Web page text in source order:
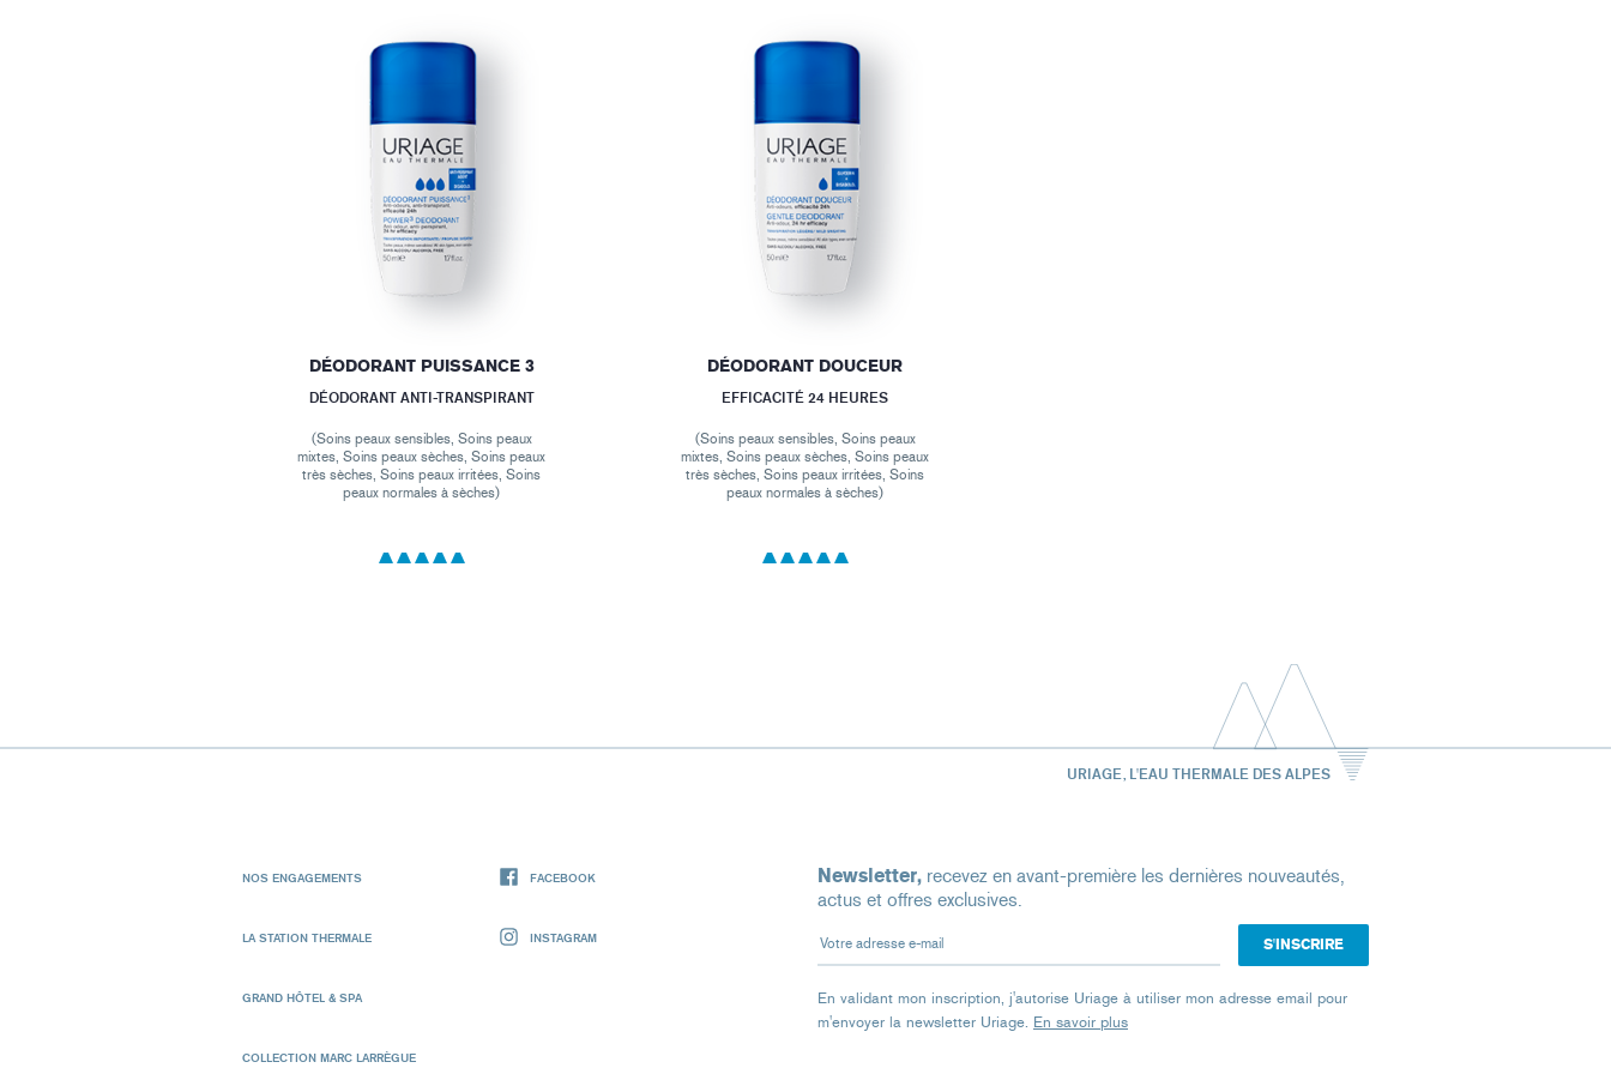
DÉODORANT PUISSANCE 3
DÉODORANT ANTI-TRANSPIRANT
(Soins peaux sensibles, Soins peaux
mixtes, Soins peaux sèches, Soins peaux
très sèches, Soins peaux irritées, Soins
peaux normales à sèches)
DÉODORANT DOUCEUR
EFFICACITÉ 24 HEURES
(Soins peaux sensibles, Soins peaux
mixtes, Soins peaux sèches, Soins peaux
très sèches, Soins peaux irritées, Soins
peaux normales à sèches)
URIAGE, L'EAU THERMALE DES ALPES
NOS ENGAGEMENTS
LA STATION THERMALE
GRAND HÔTEL & SPA
COLLECTION MARC LARRÈGUE
FACEBOOK
INSTAGRAM
Newsletter, recevez en avant-première les dernières nouveautés,
actus et offres exclusives.
Votre adresse e-mail
En validant mon inscription, j'autorise Uriage à utiliser mon adresse email pour
m'envoyer la newsletter Uriage. En savoir plus